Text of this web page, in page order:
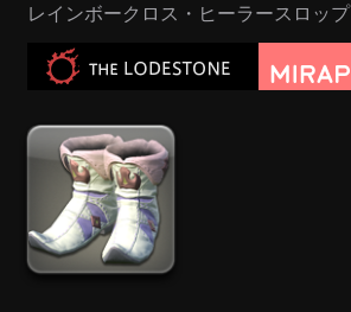
レインボークロス・ヒーラースロップ